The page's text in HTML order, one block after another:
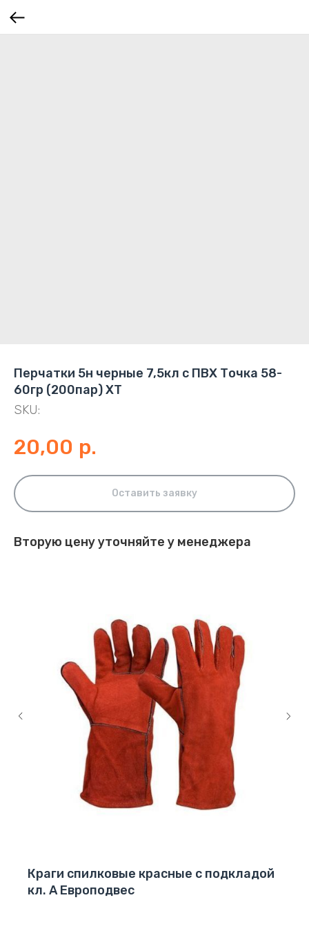
Перчатки 5н черные 7,5кл с ПВХ Точка 58-
60гр (200пар) ХТ
SKU:
20,00 р.
Оставить заявку
Вторую цену уточняйте у менеджера
Краги спилковые красные с подкладой
кл. А Европодвес